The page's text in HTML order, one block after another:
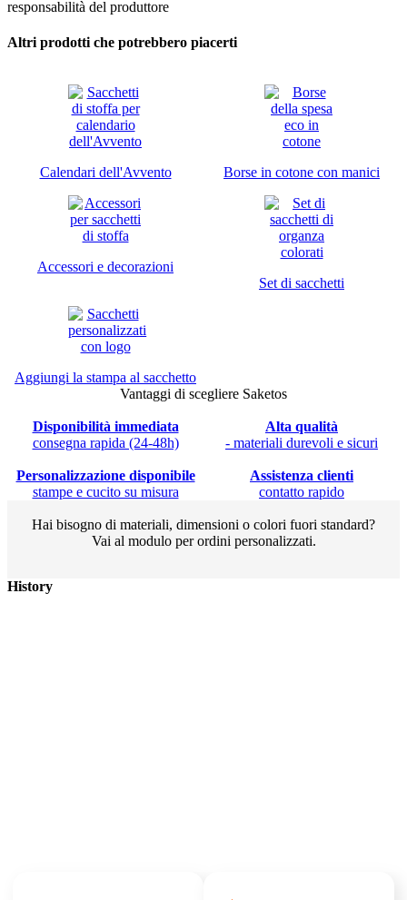
responsabilità del produttore
Altri prodotti che potrebbero piacerti
Calendari dell'Avvento Borse in cotone con manici
Accessori e decorazioni
Set di sacchetti
Aggiungi la stampa al sacchetto
Vantaggi di scegliere Saketos
Disponibilità immediata
consegna rapida (24-48h)
Alta qualità
- materiali durevoli e sicuri
Personalizzazione disponibile
stampe e cucito su misura
Assistenza clienti
contatto rapido
Hai bisogno di materiali, dimensioni o colori fuori standard?
Vai al modulo per ordini personalizzati.
History